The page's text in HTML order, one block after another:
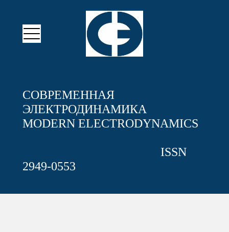
СОВРЕМЕННАЯ
ЭЛЕКТРОДИНАМИКА
MODERN ELECTRODYNAMICS
ISSN
2949-0553